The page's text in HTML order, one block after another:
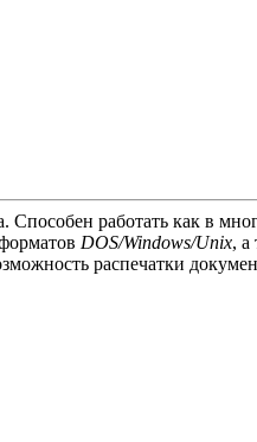
Способен работать как в
DOS/Windows/Unix, а
распечатки